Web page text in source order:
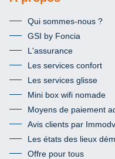
Qui sommes-nous ?
GSI by Foncia
L'assurance
Les services confort
Les services glisse
Mini box wifi nomade
Moyens de paiement
Avis clients par
Les états des lieux
Offre pour tous